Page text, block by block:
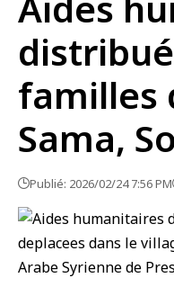
familles
Sama,
Publié: 2026/02/24 7:56 PM